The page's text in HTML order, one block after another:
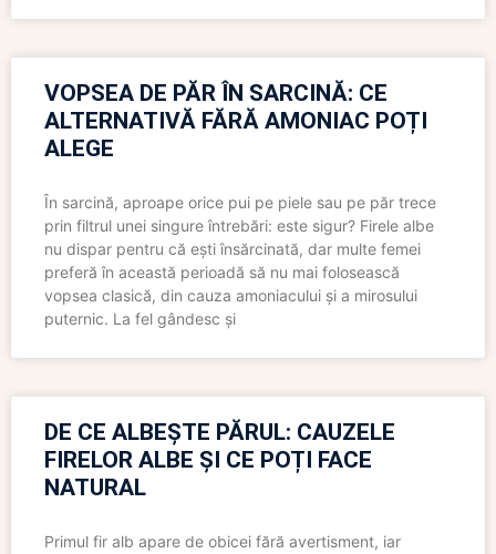
VOPSEA DE PĂR ÎN SARCINĂ: CE
ALTERNATIVĂ FĂRĂ AMONIAC POȚI
ALEGE
În sarcină, aproape orice pui pe piele sau pe păr trece
prin filtrul unei singure întrebări: este sigur? Firele albe
nu dispar pentru că ești însărcinată, dar multe femei
preferă în această perioadă să nu mai folosească
vopsea clasică, din cauza amoniacului și a mirosului
puternic. La fel gândesc și
DE CE ALBEȘTE PĂRUL: CAUZELE
FIRELOR ALBE ȘI CE POȚI FACE
NATURAL
Primul fir alb apare de obicei fără avertisment, iar